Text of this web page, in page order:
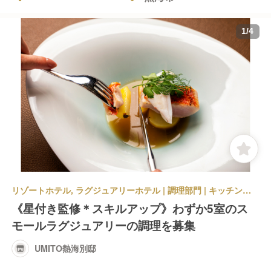
1/4
リゾートホテル, ラグジュアリーホテル | 調理部門 | キッチンスタッフ | UMITO熱海別邸
《星付き監修＊スキルアップ》わずか5室のス
モールラグジュアリーの調理を募集
UMITO熱海別邸